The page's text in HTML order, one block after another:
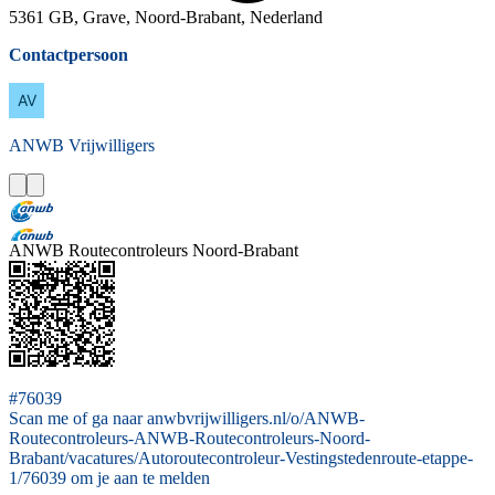
5361 GB, Grave, Noord-Brabant, Nederland
Contactpersoon
ANWB Vrijwilligers
ANWB Routecontroleurs Noord-Brabant
#76039
Scan me of ga naar anwbvrijwilligers.nl/o/ANWB-
Routecontroleurs-ANWB-Routecontroleurs-Noord-
Brabant/vacatures/Autoroutecontroleur-Vestingstedenroute-etappe-
1/76039 om je aan te melden